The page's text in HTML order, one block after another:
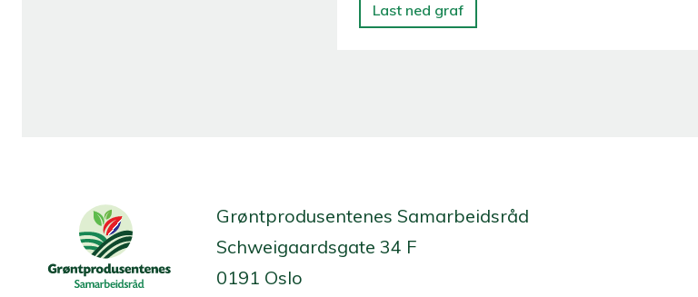
Last ned graf
Grøntprodusentenes Samarbeidsråd
Schweigaardsgate 34 F
0191 Oslo